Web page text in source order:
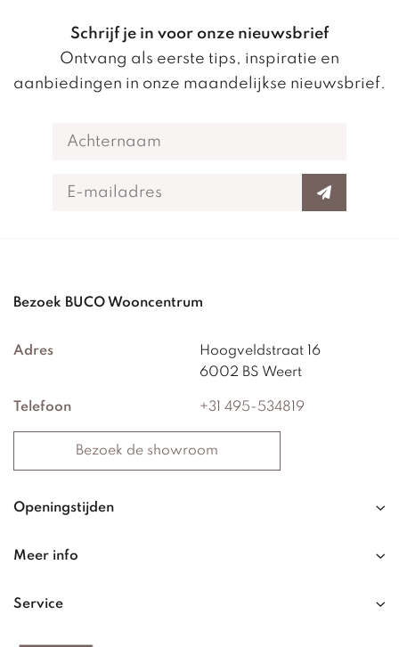
Schrijf je in voor onze nieuwsbrief
Ontvang als eerste tips, inspiratie en
aanbiedingen in onze maandelijkse nieuwsbrief.
Bezoek BUCO Wooncentrum
Adres
Hoogveldstraat 16
6002 BS Weert
Telefoon +31 495-534819
Bezoek de showroom
Openingstijden
Meer info
Service